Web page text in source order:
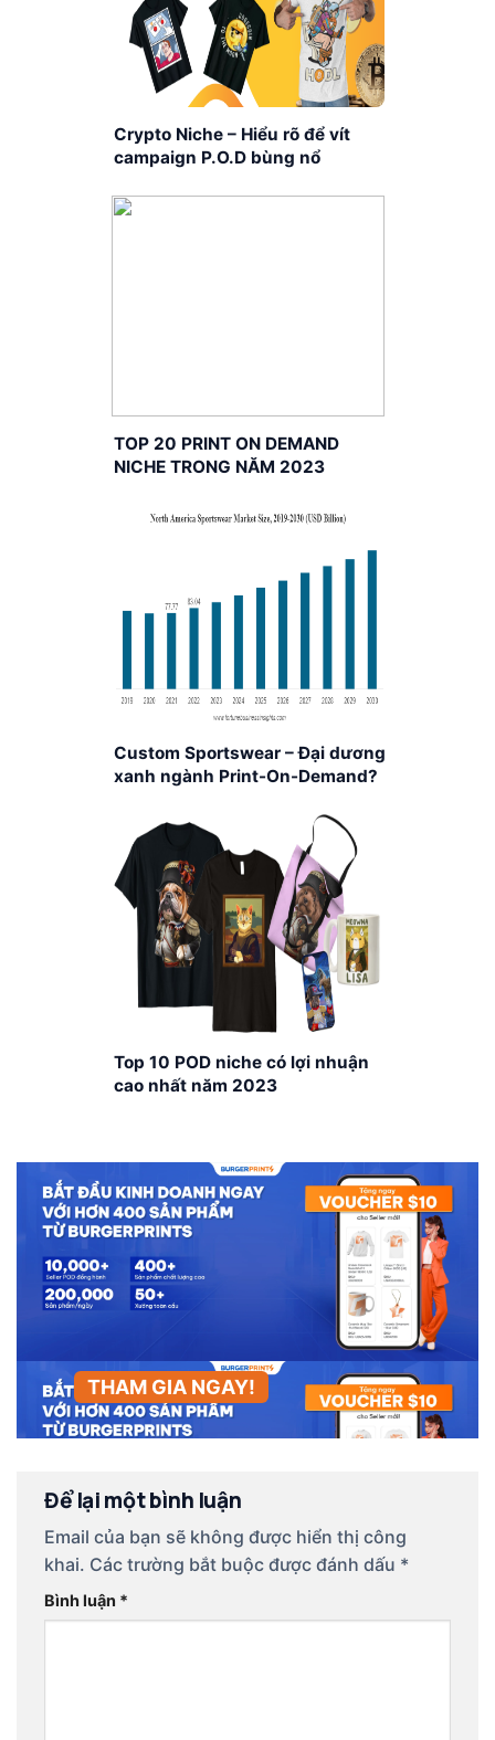
Crypto Niche – Hiểu rõ để vít
campaign P.O.D bùng nổ
TOP 20 PRINT ON DEMAND
NICHE TRONG NĂM 2023
Custom Sportswear – Đại dương
xanh ngành Print-On-Demand?
Top 10 POD niche có lợi nhuận
cao nhất năm 2023
THAM GIA NGAY!
Để lại một bình luận
Email của bạn sẽ không được hiển thị công
khai. Các trường bắt buộc được đánh dấu *
Bình luận *